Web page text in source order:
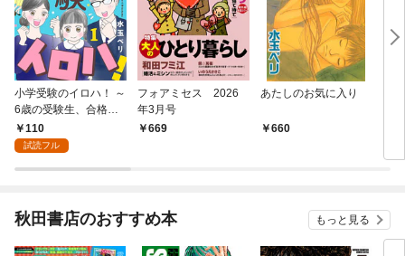
小学受験のイロハ！ ～
6歳の受験生、合格目
指してがんばります～
【分冊版】 1
110
試読フル
フォアミセス 2026
年3月号
669
あたしのお気に入り
660
秋田書店のおすすめ本 もっと見る